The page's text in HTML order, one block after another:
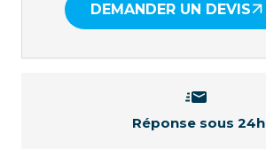
DEMANDER UN DEVIS
Réponse sous 24h